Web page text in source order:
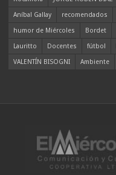
Aníbal Gallay
recomendados
humor de Miércoles
Bordet
Lauritto
Docentes fútbol
VALENTÍN BISOGNI
Ambiente